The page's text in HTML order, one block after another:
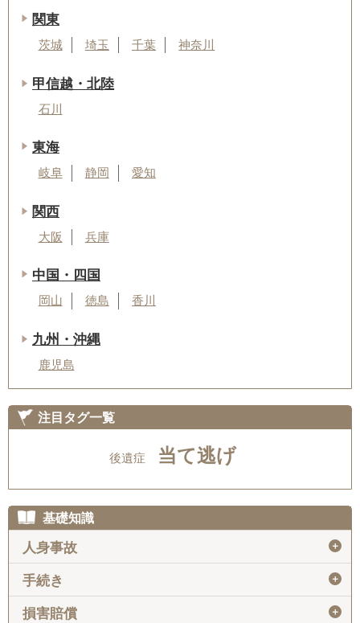
関東
茨城 埼玉 千葉 神奈川
甲信越・北陸
石川
東海
岐阜 静岡 愛知
関西
大阪 兵庫
中国・四国
岡山 徳島 香川
九州・沖縄
鹿児島
注目タグ一覧
後遺症 当て逃げ
基礎知識
人身事故 ＋
手続き ＋
損害賠償 ＋